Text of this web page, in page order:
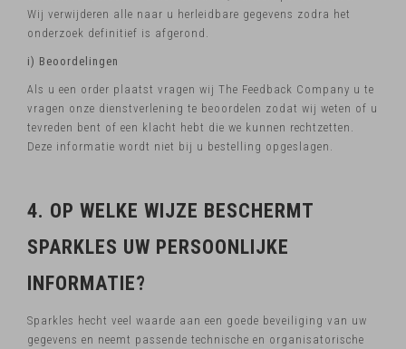
Wij verwijderen alle naar u herleidbare gegevens zodra het
onderzoek definitief is afgerond.
i) Beoordelingen
Als u een order plaatst vragen wij The Feedback Company u te
vragen onze dienstverlening te beoordelen zodat wij weten of u
tevreden bent of een klacht hebt die we kunnen rechtzetten.
Deze informatie wordt niet bij u bestelling opgeslagen.
4. OP WELKE WIJZE BESCHERMT
SPARKLES UW PERSOONLIJKE
INFORMATIE?
Sparkles hecht veel waarde aan een goede beveiliging van uw
gegevens en neemt passende technische en organisatorische